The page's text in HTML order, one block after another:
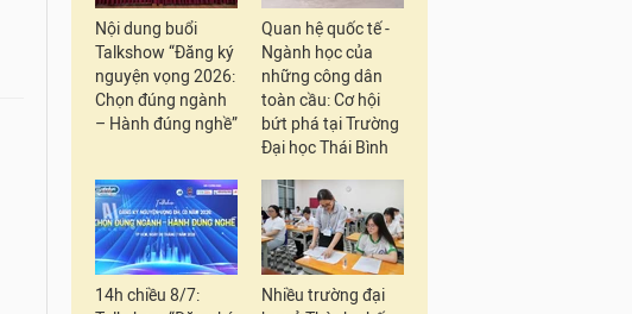
Nội dung buổi
Talkshow “Đăng ký
nguyện vọng 2026:
Chọn đúng ngành
– Hành đúng nghề”
Quan hệ quốc tế -
Ngành học của
những công dân
toàn cầu: Cơ hội
bứt phá tại Trường
Đại học Thái Bình
14h chiều 8/7:
Nhiều trường đại